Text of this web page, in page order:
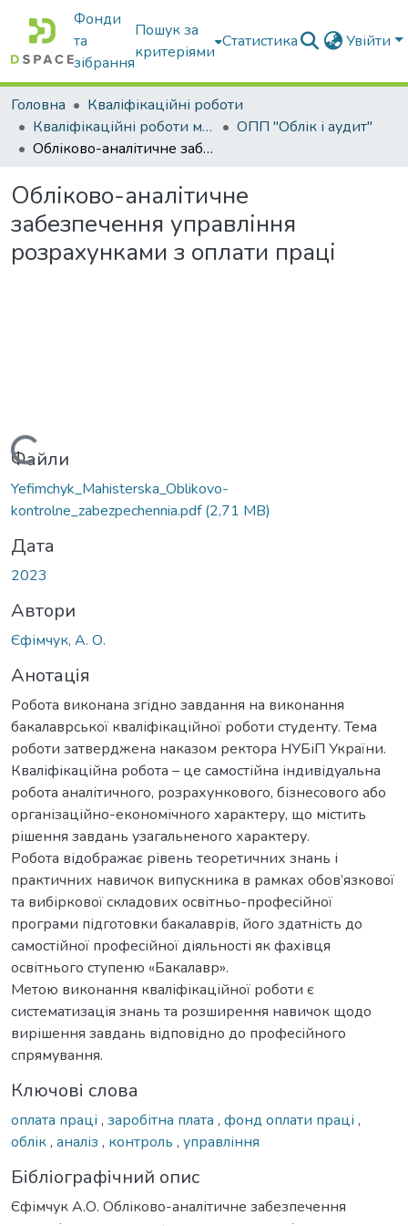
Фонди
та
зібрання
Пошук за
критеріями
Статистика Увійти
Головна
Кваліфікаційні роботи
Кваліфікаційні роботи магістрів
ОПП "Облік і аудит"
Обліково-аналітичне забезпечення управління розрахунками з оплати праці
Обліково-аналітичне
забезпечення управління
розрахунками з оплати праці
Вантажиться...
Файли
Yefimchyk_Mahisterska_Oblikovo-
kontrolne_zabezpechennia.pdf(2,71 MB)
Дата
2023
Автори
Єфімчук, А. О.
Анотація
Робота виконана згідно завдання на виконання
бакалаврської кваліфікаційної роботи студенту. Тема
роботи затверджена наказом ректора НУБіП України.
Кваліфікаційна робота – це самостійна індивідуальна
робота аналітичного, розрахункового, бізнесового або
організаційно-економічного характеру, що містить
рішення завдань узагальненого характеру.
Робота відображає рівень теоретичних знань і
практичних навичок випускника в рамках обов’язкової
та вибіркової складових освітньо-професійної
програми підготовки бакалаврів, його здатність до
самостійної професійної діяльності як фахівця
освітнього ступеню «Бакалавр».
Метою виконання кваліфікаційної роботи є
систематизація знань та розширення навичок щодо
вирішення завдань відповідно до професійного
спрямування.
Ключові слова
оплата праці , заробітна плата , фонд оплати праці ,
облік, аналіз , контроль , управління
Бібліографічний опис
Єфімчук А.О. Обліково-аналітичне забезпечення